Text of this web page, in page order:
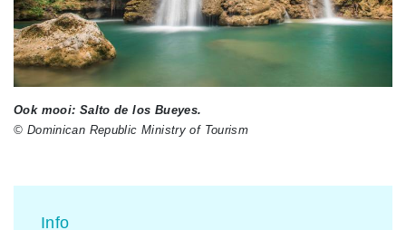
Ook mooi: Salto de los Bueyes.
© Dominican Republic Ministry of Tourism
Info